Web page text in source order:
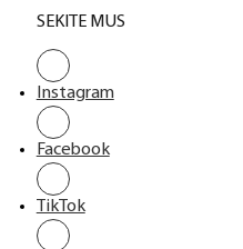
SEKITE MUS
Instagram
Facebook
TikTok